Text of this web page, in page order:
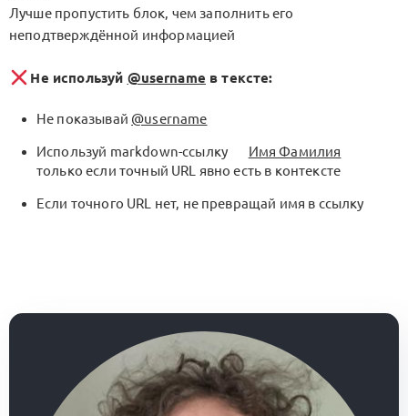
Лучше пропустить блок, чем заполнить его
неподтверждённой информацией
Не используй @username в тексте:
Не показывай @username
Используй markdown-ссылку
Имя Фамилия
только если точный URL явно есть в контексте
Если точного URL нет, не превращай имя в ссылку